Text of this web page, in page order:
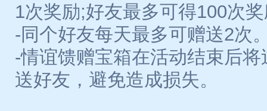
1次奖励;好友最多可得100次
-同个好友每天最多可赠送2次
-情谊馈赠宝箱在活动结束后
送好友，避免造成损失。